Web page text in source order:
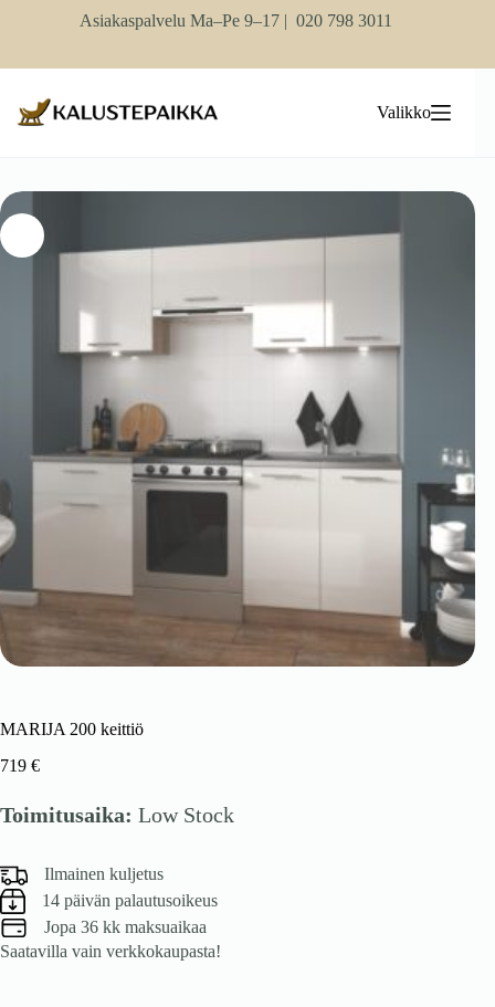
Asiakaspalvelu Ma–Pe 9–17 | 020 798 3011
Valikko
MARIJA 200 keittiö
719 €
Toimitusaika: Low Stock
Ilmainen kuljetus
14 päivän palautusoikeus
Jopa 36 kk maksuaikaa
Saatavilla vain verkkokaupasta!